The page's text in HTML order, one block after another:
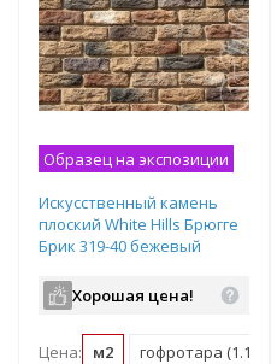
Образец на экспозиции
Искусственный камень
плоский White Hills Брюгге
Брик 319-40 бежевый
Хорошая цена!
Цена: м2 гофротара (1.16 м2)